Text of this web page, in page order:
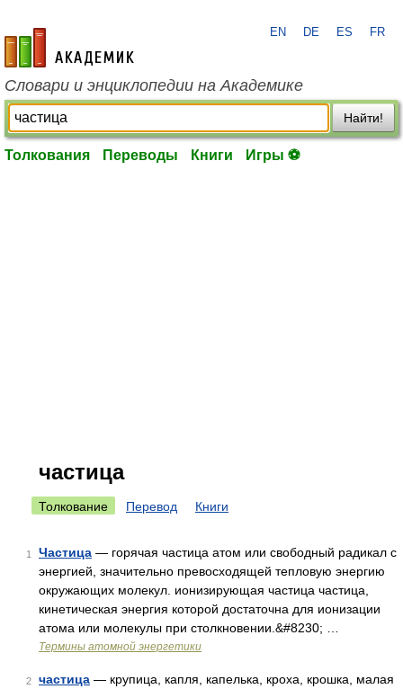
academic.ru
EN DE ES FR
Словари и энциклопедии на Академике
Найти!
Толкования Переводы Книги Игры ⚽
частица
Толкование Перевод Книги
1 Частица — горячая частица атом или свободный радикал с
энергией, значительно превосходящей тепловую энергию
окружающих молекул. ионизирующая частица частица,
кинетическая энергия которой достаточна для ионизации
атома или молекулы при столкновении.&#8230; …
Термины атомной энергетики
2 частица — крупица, капля, капелька, кроха, крошка, малая